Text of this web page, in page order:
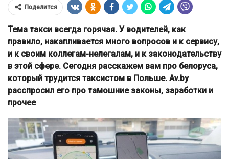
Поделится
Тема такси всегда горячая. У водителей, как
правило, накапливается много вопросов и к сервису,
и к своим коллегам-нелегалам, и к законодательству
в этой сфере. Сегодня расскажем вам про белоруса,
который трудится таксистом в Польше. Av.by
расспросил его про тамошние законы, заработки и
прочее